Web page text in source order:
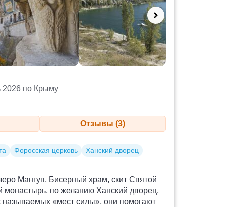
2026 по Крыму
Отзывы (3)
Форосская церковь
Ханский дворец
Мангуп, Бисерный храм, скит Святой
монастырь, по желанию Ханский дворец,
называемых «мест силы», они помогают